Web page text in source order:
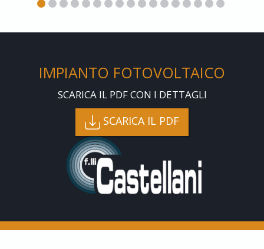
IMPIANTO FOTOVOLTAICO
SCARICA IL PDF CON I DETTAGLI
SCARICA IL PDF